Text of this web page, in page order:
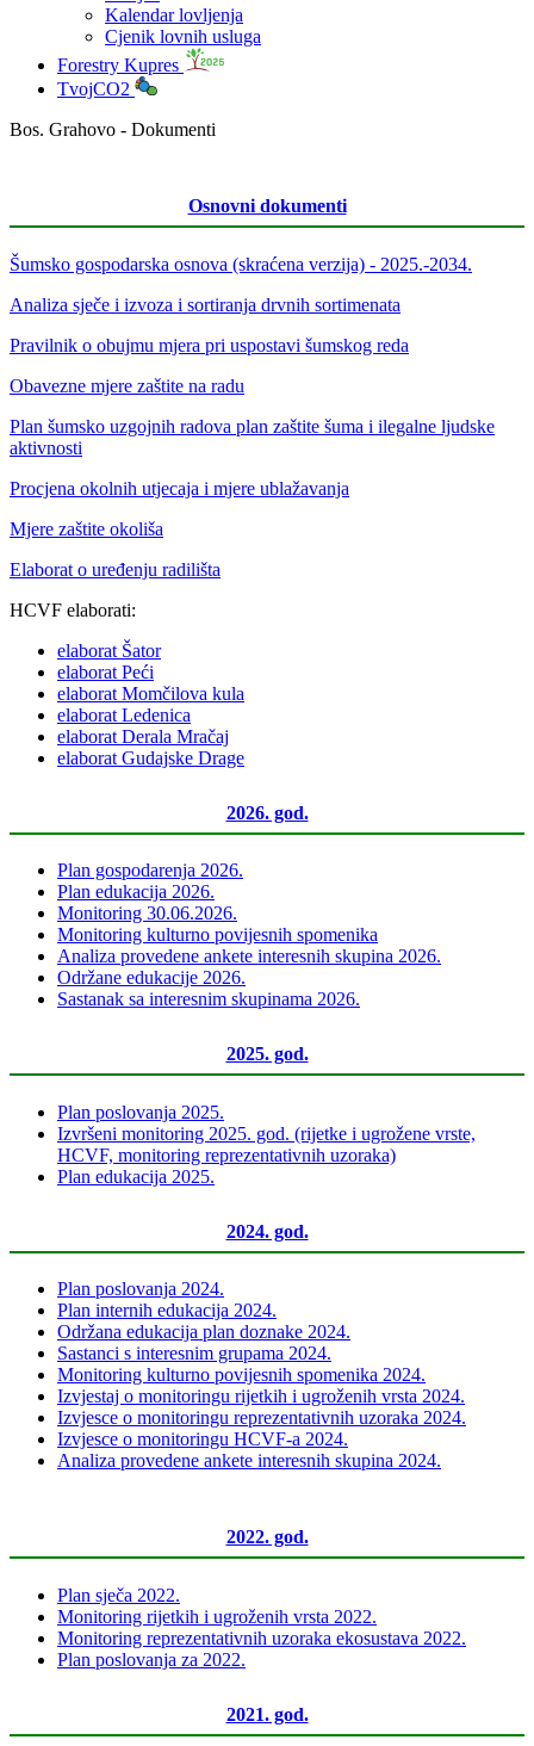
Kalendar lovljenja
Cjenik lovnih usluga
Forestry Kupres
TvojCO2
Bos. Grahovo - Dokumenti
Osnovni dokumenti
Šumsko gospodarska osnova (skraćena verzija) - 2025.-2034.
Analiza sječe i izvoza i sortiranja drvnih sortimenata
Pravilnik o obujmu mjera pri uspostavi šumskog reda
Obavezne mjere zaštite na radu
Plan šumsko uzgojnih radova plan zaštite šuma i ilegalne ljudske
aktivnosti
Procjena okolnih utjecaja i mjere ublažavanja
Mjere zaštite okoliša
Elaborat o uređenju radilišta
HCVF elaborati:
elaborat Šator
elaborat Peći
elaborat Momčilova kula
elaborat Ledenica
elaborat Derala Mračaj
elaborat Gudajske Drage
2026. god.
Plan gospodarenja 2026.
Plan edukacija 2026.
Monitoring 30.06.2026.
Monitoring kulturno povijesnih spomenika
Analiza provedene ankete interesnih skupina 2026.
Održane edukacije 2026.
Sastanak sa interesnim skupinama 2026.
2025. god.
Plan poslovanja 2025.
Izvršeni monitoring 2025. god. (rijetke i ugrožene vrste,
HCVF, monitoring reprezentativnih uzoraka)
Plan edukacija 2025.
2024. god.
Plan poslovanja 2024.
Plan internih edukacija 2024.
Održana edukacija plan doznake 2024.
Sastanci s interesnim grupama 2024.
Monitoring kulturno povijesnih spomenika 2024.
Izvjestaj o monitoringu rijetkih i ugroženih vrsta 2024.
Izvjesce o monitoringu reprezentativnih uzoraka 2024.
Izvjesce o monitoringu HCVF-a 2024.
Analiza provedene ankete interesnih skupina 2024.
2022. god.
Plan sječa 2022.
Monitoring rijetkih i ugroženih vrsta 2022.
Monitoring reprezentativnih uzoraka ekosustava 2022.
Plan poslovanja za 2022.
2021. god.